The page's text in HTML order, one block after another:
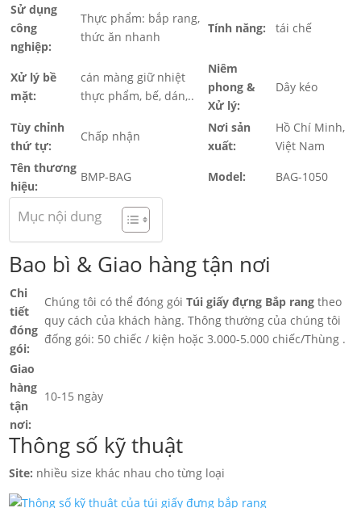
Sử dụng
công
nghiệp:
Thực phẩm: bắp rang,
thức ăn nhanh
Tính năng: tái chế
Xử lý bề
mặt:
cán màng giữ nhiệt
thực phẩm, bế, dán,..
Niêm
phong &
Xử lý:
Dây kéo
Tùy chỉnh
thứ tự:
Chấp nhận
Nơi sản
xuất:
Hồ Chí Minh,
Việt Nam
Tên thương
hiệu:
BMP-BAG Model: BAG-1050
Mục nội dung
Bao bì & Giao hàng tận nơi
Chi
tiết
đóng
gói:
Chúng tôi có thể đóng góiTúi giấy đựng Bắp rang theo
quy cách của khách hàng. Thông thường của chúng tôi
đống gói: 50 chiếc / kiện hoặc 3.000-5.000 chiếc/Thùng .
Giao
hàng
tận
nơi:
10-15 ngày
Thông số kỹ thuật
Site: nhiều size khác nhau cho từng loại